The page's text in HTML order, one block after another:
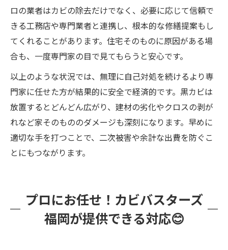
ロの業者はカビの除去だけでなく、必要に応じて信頼で
きる工務店や専門業者と連携し、根本的な修繕提案もし
てくれることがあります。住宅そのものに原因がある場
合も、一度専門家の目で見てもらうと安心です。
以上のような状況では、無理に自己対処を続けるより専
門家に任せた方が結果的に安全で経済的です。黒カビは
放置するとどんどん広がり、建材の劣化やクロスの剥が
れなど家そのもののダメージも深刻になります。早めに
適切な手を打つことで、二次被害や余計な出費を防ぐこ
とにもつながります。
プロにお任せ！カビバスターズ
福岡が提供できる対応😊